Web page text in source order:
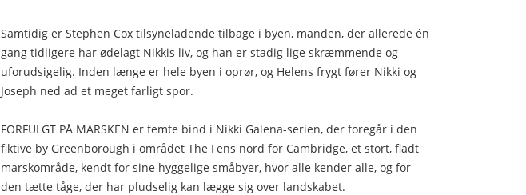
Samtidig er Stephen Cox tilsyneladende tilbage i byen, manden, der allerede én
gang tidligere har ødelagt Nikkis liv, og han er stadig lige skræmmende og
uforudsigelig. Inden længe er hele byen i oprør, og Helens frygt fører Nikki og
Joseph ned ad et meget farligt spor.
FORFULGT PÅ MARSKEN er femte bind i Nikki Galena-serien, der foregår i den
fiktive by Greenborough i området The Fens nord for Cambridge, et stort, fladt
marskområde, kendt for sine hyggelige småbyer, hvor alle kender alle, og for
den tætte tåge, der har pludselig kan lægge sig over landskabet.